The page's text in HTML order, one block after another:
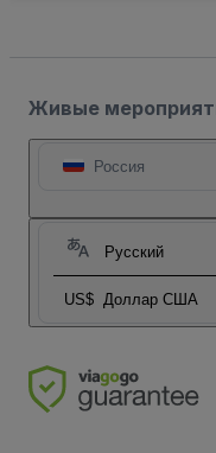
Живые
Россия
Русский
US$ Доллар США